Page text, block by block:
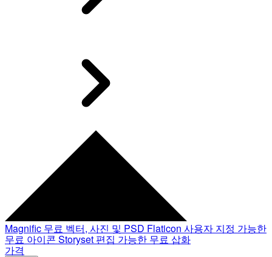
Magnific 무료 벡터, 사진 및 PSD Flaticon 사용자 지정 가능한
무료 아이콘 Storyset 편집 가능한 무료 삽화
가격